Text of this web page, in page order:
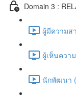
Domain 3 :
ผู้มีความส
ผู้เห็นควา
นักพัฒนา